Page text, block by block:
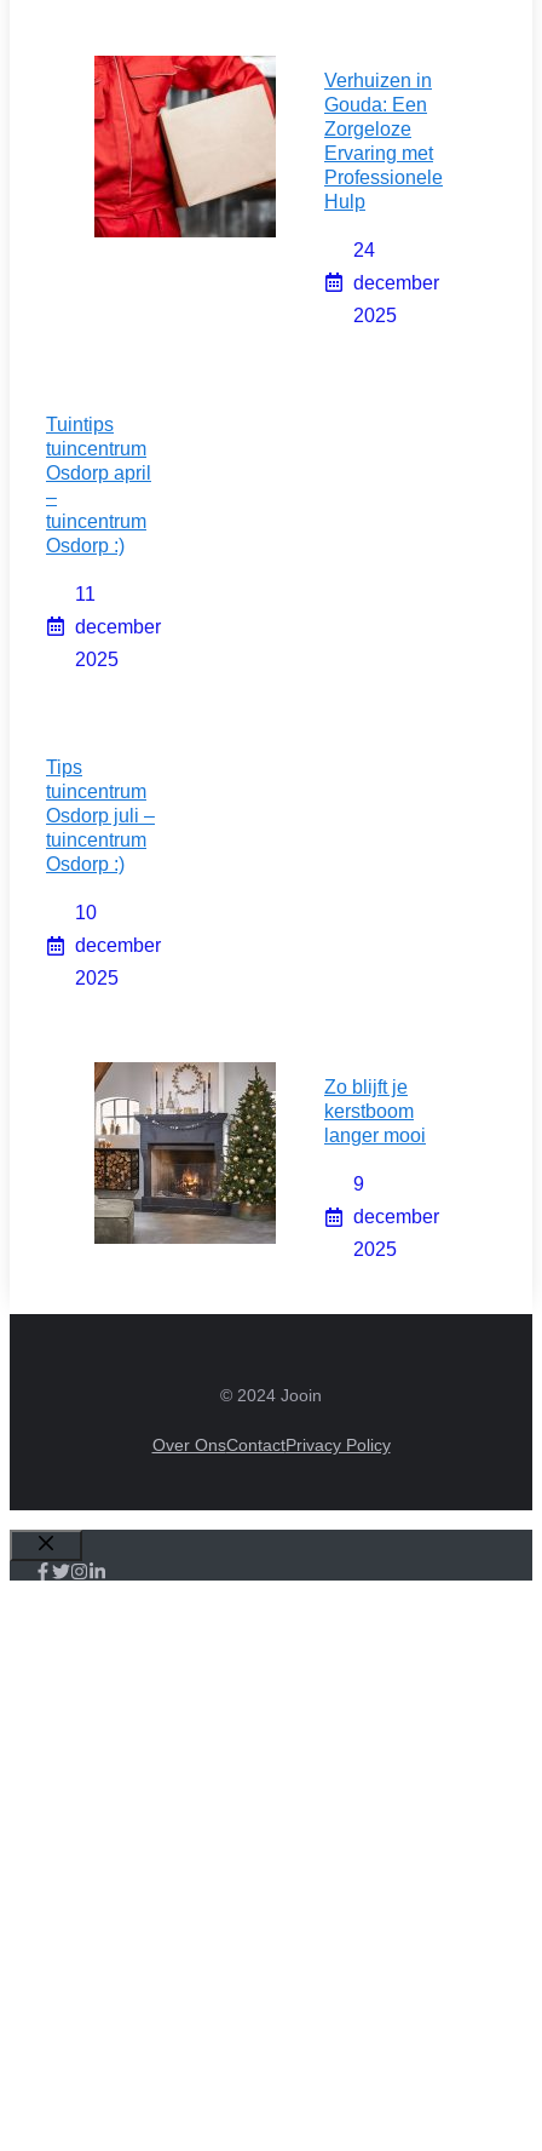
Verhuizen in
Gouda: Een
Zorgeloze
Ervaring met
Professionele
Hulp
24
december
2025
Tuintips
tuincentrum
Osdorp april
–
tuincentrum
Osdorp :)
11
december
2025
Tips
tuincentrum
Osdorp juli –
tuincentrum
Osdorp :)
10
december
2025
Zo blijft je
kerstboom
langer mooi
9
december
2025
© 2024 Jooin
Over OnsContactPrivacy Policy
Sluiten